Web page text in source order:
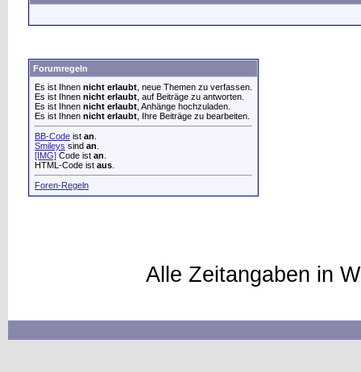
Forumregeln
Es ist Ihnen nicht erlaubt , neue Themen zu verfassen.
Es ist Ihnen nicht erlaubt , auf Beiträge zu antworten.
Es ist Ihnen nicht erlaubt , Anhänge hochzuladen.
Es ist Ihnen nicht erlaubt , Ihre Beiträge zu bearbeiten.
BB-Code ist an
Smileys sind an
[IMG] Code ist an
HTML-Code ist aus
Foren-Regeln
Alle Zeitangaben in